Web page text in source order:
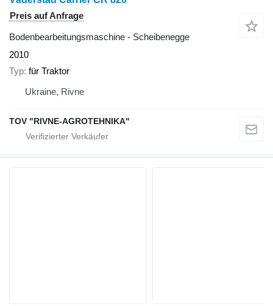
Preis auf Anfrage
Bodenbearbeitungsmaschine - Scheibenegge
2010
Typ für Traktor
Ukraine, Rivne
TOV "RIVNE-AGROTEHNIKA"